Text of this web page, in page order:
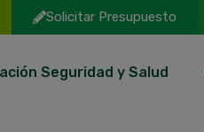
Solicitar Presupuesto
Seguridad y Salud